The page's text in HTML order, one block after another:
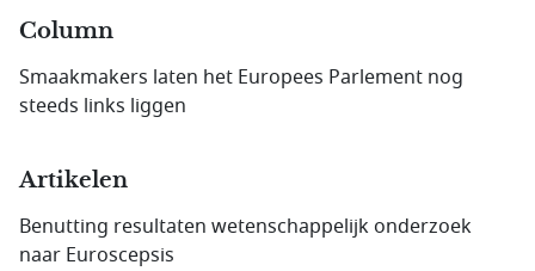
Column
Smaakmakers laten het Europees Parlement nog
steeds links liggen
Artikelen
Benutting resultaten wetenschappelijk onderzoek
naar Euroscepsis